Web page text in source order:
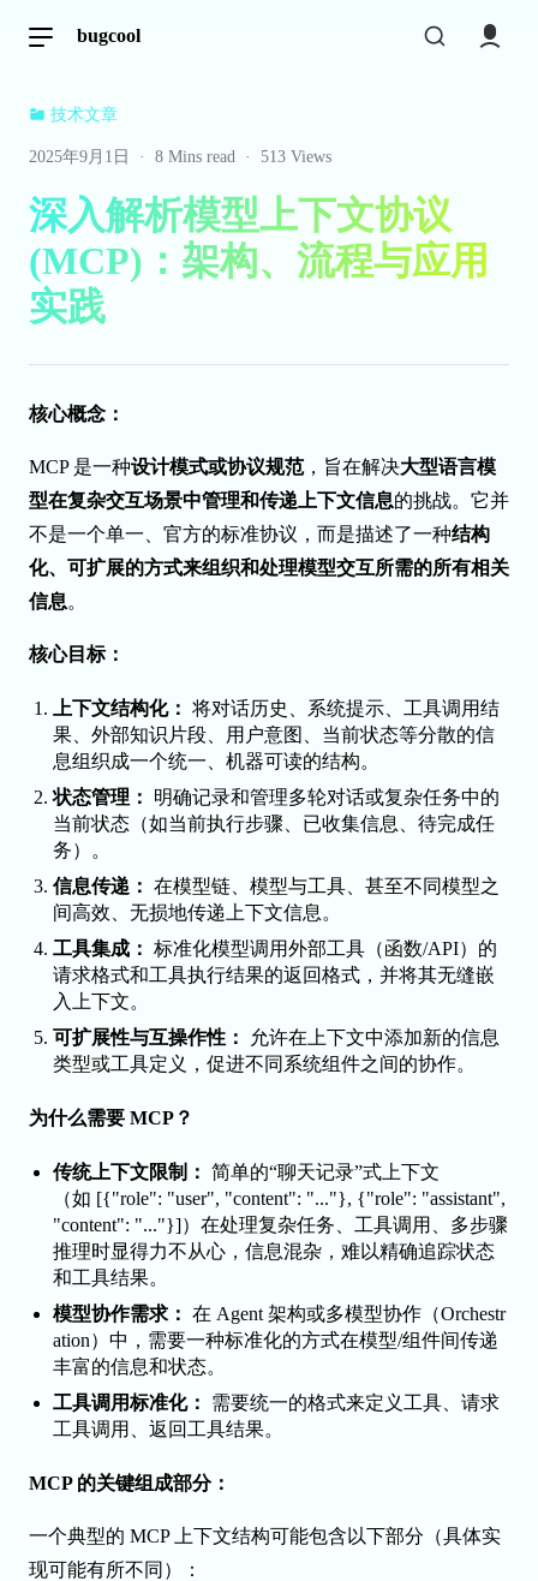
bugcool
技术文章
2025年9月1日 · 8 Mins read · 513 Views
深入解析模型上下文协议
(MCP)：架构、流程与应用
实践
核心概念：
MCP 是一种设计模式或协议规范，旨在解决大型语言模
型在复杂交互场景中管理和传递上下文信息的挑战。它并
不是一个单一、官方的标准协议，而是描述了一种结构
化、可扩展的方式来组织和处理模型交互所需的所有相关
信息。
核心目标：
上下文结构化： 将对话历史、系统提示、工具调用结
果、外部知识片段、用户意图、当前状态等分散的信
息组织成一个统一、机器可读的结构。
状态管理：
明确记录和管理多轮对话或复杂任务中的
当前状态（如当前执行步骤、已收集信息、待完成任
务）。
信息传递： 在模型链、模型与工具、甚至不同模型之
间高效、无损地传递上下文信息。
工具集成： 标准化模型调用外部工具（函数/API）的
请求格式和工具执行结果的返回格式，并将其无缝嵌
入上下文。
可扩展性与互操作性：
允许在上下文中添加新的信息
类型或工具定义，促进不同系统组件之间的协作。
为什么需要 MCP？
传统上下文限制： 简单的“聊天记录”式上下文
（如 [{"role": "user", "content": "..."}, {"role": "assistant",
"content": "..."}]）在处理复杂任务、工具调用、多步骤
推理时显得力不从心，信息混杂，难以精确追踪状态
和工具结果。
模型协作需求： 在 Agent 架构或多模型协作（Orchestr
ation）中，需要一种标准化的方式在模型/组件间传递
丰富的信息和状态。
工具调用标准化：
需要统一的格式来定义工具、请求
工具调用、返回工具结果。
MCP 的关键组成部分：
一个典型的 MCP 上下文结构可能包含以下部分（具体实
现可能有所不同）：